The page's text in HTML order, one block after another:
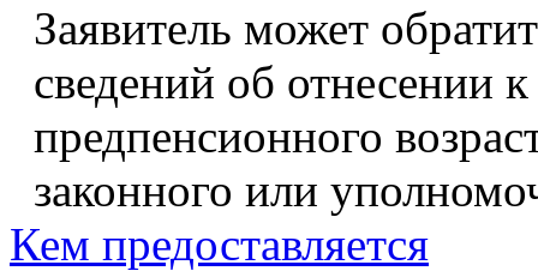
Заявитель может
сведений об отнесении
предпенсионного
законного или
Кем предоставляется